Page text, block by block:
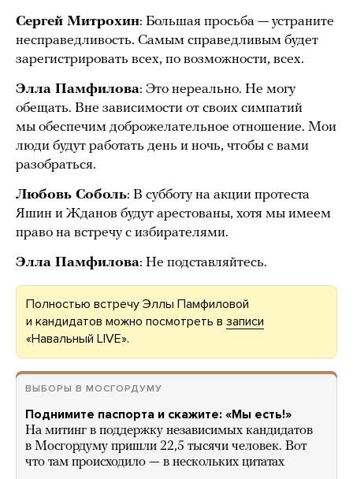
Сергей Митрохин: Большая просьба — устраните
несправедливость. Самым справедливым будет
зарегистрировать всех, по возможности, всех.
Элла Памфилова: Это нереально. Не могу
обещать. Вне зависимости от своих симпатий
мы обеспечим доброжелательное отношение. Мои
люди будут работать день и ночь, чтобы с вами
разобраться.
Любовь Соболь: В субботу на акции протеста
Яшин и Жданов будут арестованы, хотя мы имеем
право на встречу с избирателями.
Элла Памфилова: Не подставляйтесь.
Полностью встречу Эллы Памфиловой
и кандидатов можно посмотреть в записи
«Навальный LIVE».
ВЫБОРЫ В МОСГОРДУМУ
Поднимите паспорта и скажите: «Мы есть!»
На митинг в поддержку независимых кандидатов
в Мосгордуму пришли 22,5 тысячи человек. Вот
что там происходило — в нескольких цитатах